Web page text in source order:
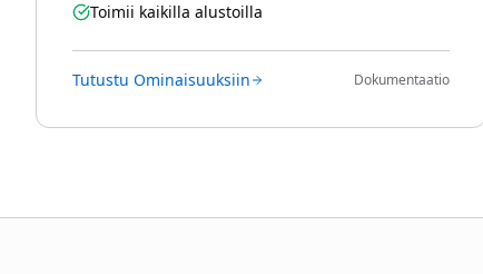
Toimii kaikilla alustoilla
Tutustu Ominaisuuksiin Dokumentaatio